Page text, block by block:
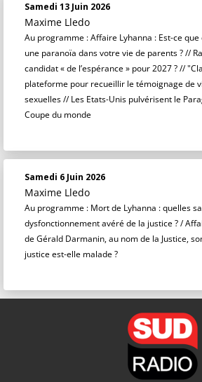
Samedi 13 Juin 2026
Maxime Lledo
Au programme : Affaire Lyhanna : Est-ce
une paranoïa dans votre vie de parents ? //
candidat « de l’espérance » pour 2027 ? //
plateforme pour recueillir le témoignage de
sexuelles // Les Etats-Unis pulvérisent le
Coupe du monde
Samedi 6 Juin 2026
Maxime Lledo
Au programme : Mort de Lyhanna : quelles
dysfonctionnement avéré de la justice ? /
de Gérald Darmanin, au nom de la Justice,
justice est-elle malade ?